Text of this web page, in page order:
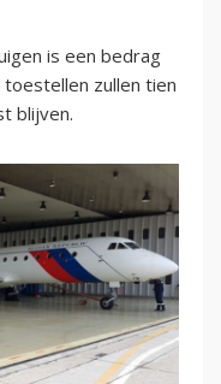
is een bedrag
zullen tien
blijven.